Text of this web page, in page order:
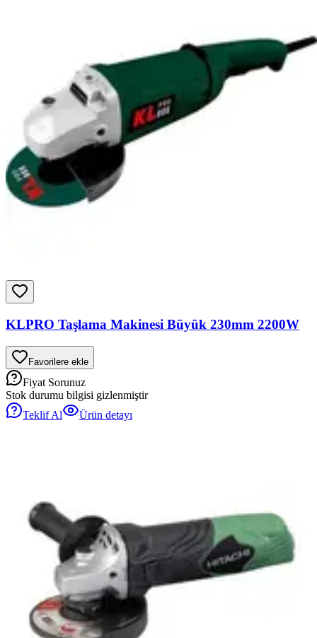
KLPRO Taşlama Makinesi Büyük 230mm 2200W
Favorilere ekle
Fiyat Sorunuz
Stok durumu bilgisi gizlenmiştir
Teklif Al
Ürün detayı